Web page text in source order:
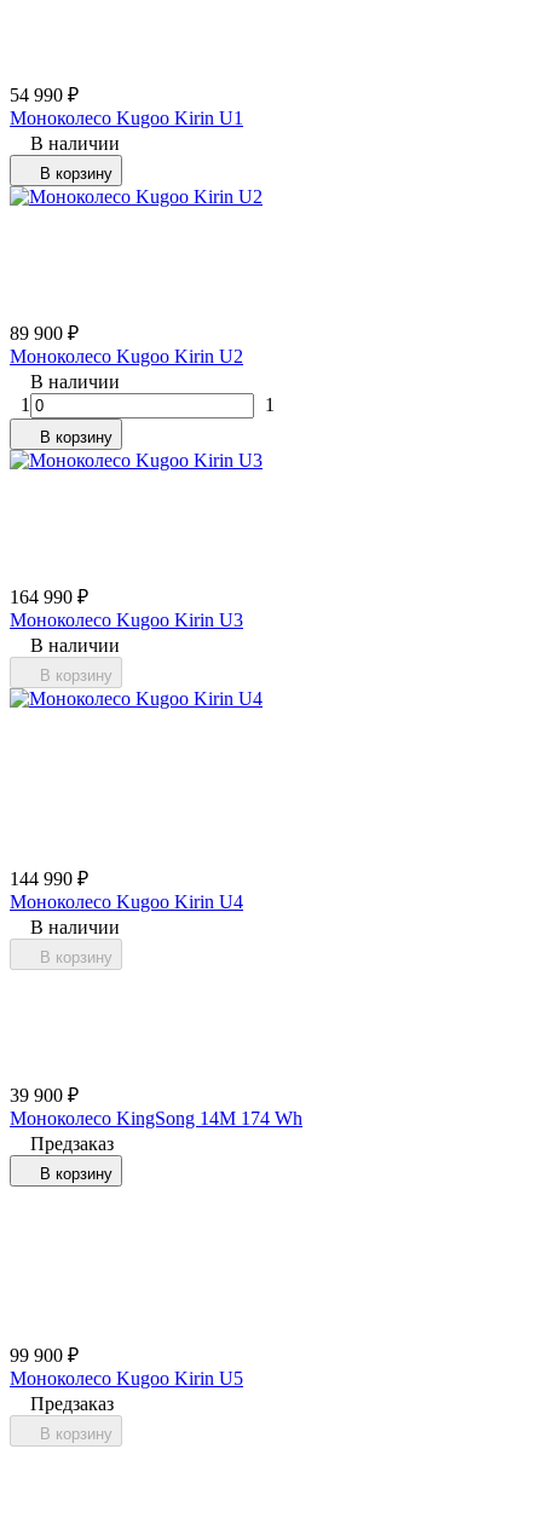
54 990 ₽
Моноколесо Kugoo Kirin U1
В наличии
В корзину
89 900 ₽
Моноколесо Kugoo Kirin U2
В наличии
1
1
В корзину
164 990 ₽
Моноколесо Kugoo Kirin U3
В наличии
В корзину
144 990 ₽
Моноколесо Kugoo Kirin U4
В наличии
В корзину
39 900 ₽
Моноколесо KingSong 14M 174 Wh
Предзаказ
В корзину
99 900 ₽
Моноколесо Kugoo Kirin U5
Предзаказ
В корзину